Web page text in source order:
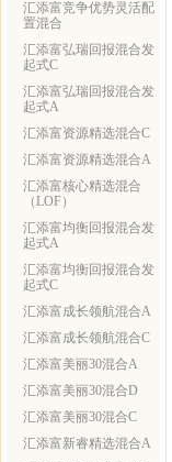
汇添富竞争优势灵活配
置混合
汇添富弘瑞回报混合发
起式C
汇添富弘瑞回报混合发
起式A
汇添富资源精选混合C
汇添富资源精选混合A
汇添富核心精选混合
（LOF）
汇添富均衡回报混合发
起式A
汇添富均衡回报混合发
起式C
汇添富成长领航混合A
汇添富成长领航混合C
汇添富美丽30混合A
汇添富美丽30混合D
汇添富美丽30混合C
汇添富新睿精选混合A